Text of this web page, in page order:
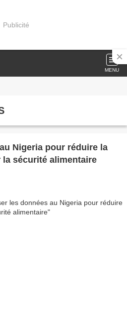
Publicité
MENU
Nigeria pour réduire la
sécurité alimentaire